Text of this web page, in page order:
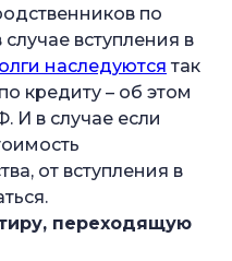
по
вступления в
наследуются так
кредиту – об этом
И в случае если
от вступления в
переходящую